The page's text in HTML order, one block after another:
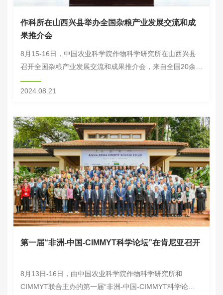
作科所在山西兴县举办全国杂粮产业发展交流和成
果推介会
8月15-16日，中国农业科学院作物科学研究所在山西兴县
召开全国杂粮产业发展交流和成果推介会，来自全国20余所
高校与研究机构的学者开展了学术研讨和交流。全国农业技
术推广服务中心品种登记处副处长李荣德，...
2024.08.21
第一届“非洲-中国-CIMMYT科学论坛”在肯尼亚召开
8月13日-16日，由中国农业科学院作物科学研究所和
CIMMYT联合主办的第一届“非洲-中国-CIMMYT科学论